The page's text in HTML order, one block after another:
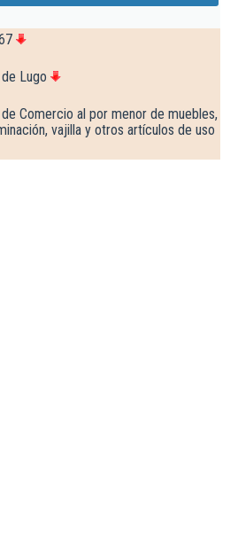
Lugo
Comercio al por menor de muebles,
vajilla y otros artículos de uso